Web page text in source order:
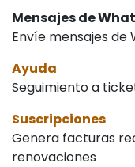
Mensajes de
Envíe mensajes
Ayuda
Seguimiento a
Suscripciones
Genera facturas
renovaciones